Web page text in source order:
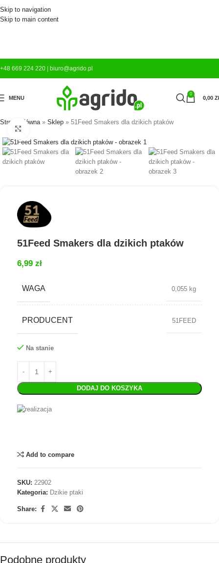
Skip to navigation
Skip to main content
+48 669 224 220 biuro@agrido.pl
MENU
0
0,00
Strona główna» Sklep » 51Feed Smakers dla dzikich ptaków
51Feed Smakers dla dzikich ptaków
6,99 zł
WAGA 0,055 kg
PRODUCENT 51FEED
Na stanie
DODAJ DO KOSZYKA
Add to compare
SKU: 22902
Kategoria: Dzikie ptaki
Share:
Podobne produkty